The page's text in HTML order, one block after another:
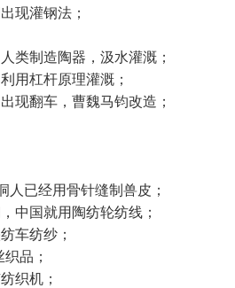
灌钢法；
造陶器，汲水灌溉；
杠杆原理灌溉；
车，曹魏马钧改造；
经用骨针缝制兽皮；
就用陶纺轮纺线；
纺纱；
品；
机；